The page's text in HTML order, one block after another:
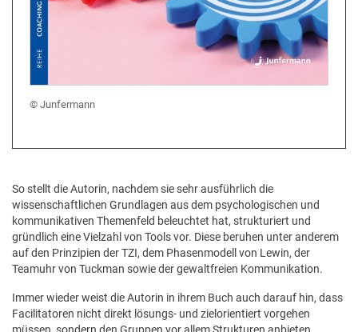
Junfermann
So stellt die Autorin, nachdem sie sehr ausführlich die
wissenschaftlichen Grundlagen aus dem psychologischen und
kommunikativen Themenfeld beleuchtet hat, strukturiert und
gründlich eine Vielzahl von Tools vor. Diese beruhen unter anderem
auf den Prinzipien der TZI, dem Phasenmodell von Lewin, der
Teamuhr von Tuckman sowie der gewaltfreien Kommunikation.
Immer wieder weist die Autorin in ihrem Buch auch darauf hin, dass
Facilitatoren nicht direkt lösungs- und zielorientiert vorgehen
müssen, sondern den Gruppen vor allem Strukturen anbieten